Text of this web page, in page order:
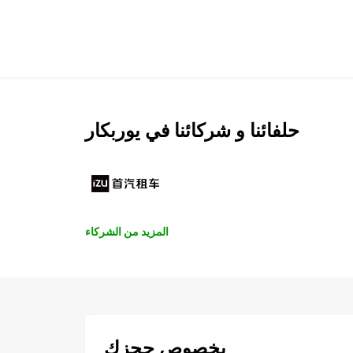
حلفائنا و شركائنا في يوربكار
المزيد من الشركاء
بخصوص حجزك